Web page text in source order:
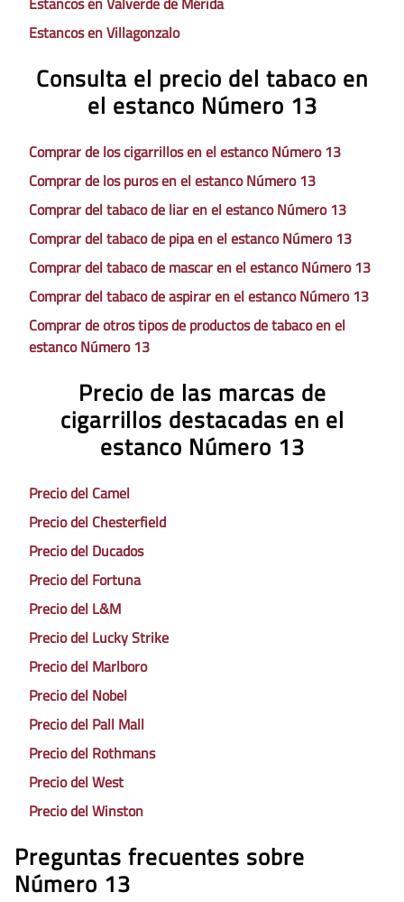
Estancos en Villagonzalo
Consulta el precio del tabaco en
el estanco Número 13
Comprar de los cigarrillos en el estanco Número 13
Comprar de los puros en el estanco Número 13
Comprar del tabaco de liar en el estanco Número 13
Comprar del tabaco de pipa en el estanco Número 13
Comprar del tabaco de mascar en el estanco Número 13
Comprar del tabaco de aspirar en el estanco Número 13
Comprar de otros tipos de productos de tabaco en el
estanco Número 13
Precio de las marcas de
cigarrillos destacadas en el
estanco Número 13
Precio del Camel
Precio del Chesterfield
Precio del Ducados
Precio del Fortuna
Precio del L&M
Precio del Lucky Strike
Precio del Marlboro
Precio del Nobel
Precio del Pall Mall
Precio del Rothmans
Precio del West
Precio del Winston
Preguntas frecuentes sobre
Número 13